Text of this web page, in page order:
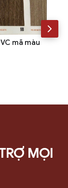
mã màu
MỌI